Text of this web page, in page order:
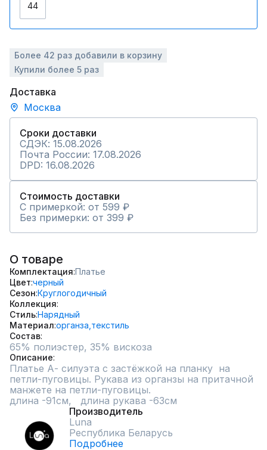
44
Более 42 раз добавили в корзину
Купили более 5 раз
Доставка
Москва
Сроки доставки
СДЭК: 15.08.2026
Почта России: 17.08.2026
DPD: 16.08.2026
Стоимость доставки
С примеркой: от 599 ₽
Без примерки: от 399 ₽
О товаре
Комплектация Платье
Цвет черный
Сезон Круглогодичный
Коллекция
СтильНарядный
Материал органза, текстиль
Состав
65% полиэстер, 35% вискоза
Описание
Платье А- силуэта с застёжкой на планку  на
петли-пуговицы. Рукава из органзы на притачной
манжете на петли-пуговицы.
длина -91см,   длина рукава -63см
Производитель
Luna
Республика Беларусь
Подробнее